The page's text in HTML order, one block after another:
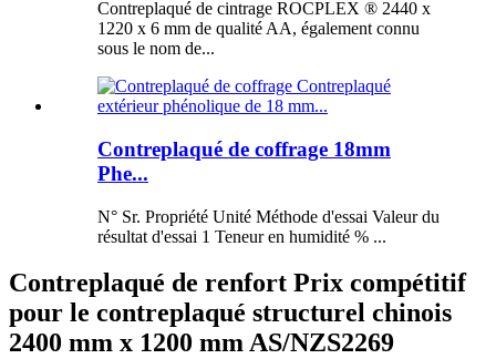
Contreplaqué de cintrage ROCPLEX ® 2440 x
1220 x 6 mm de qualité AA, également connu
sous le nom de...
Contreplaqué de coffrage 18mm
Phe...
N° Sr. Propriété Unité Méthode d'essai Valeur du
résultat d'essai 1 Teneur en humidité % ...
Contreplaqué de renfort Prix compétitif
pour le contreplaqué structurel chinois
2400 mm x 1200 mm AS/NZS2269